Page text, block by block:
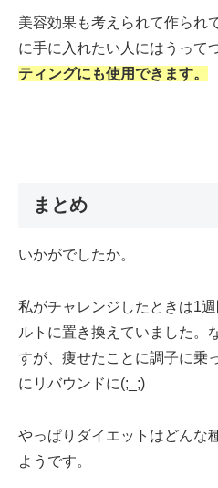
美容効果も考えられて作られ
に手に入れたい人にはうって
ティングにも使用できます。
まとめ
いかがでしたか。
私がチャレンジしたときは1
ルトに置き換えていました。
すが、痩せたことに調子に乗
にリバウンドに(;_;)
やっぱりダイエットはどんな
ようです。